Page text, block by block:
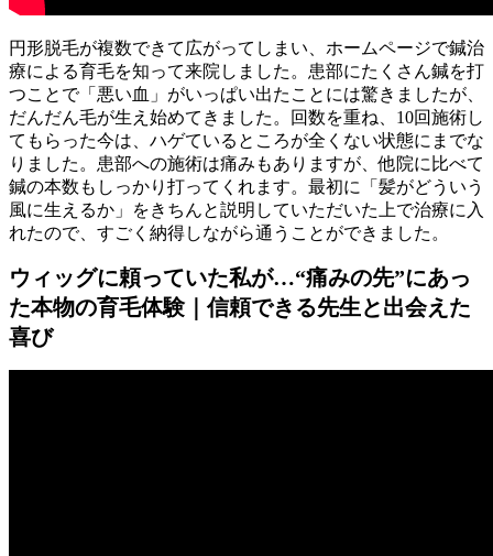
円形脱毛が複数できて広がってしまい、ホームページで鍼治
療による育毛を知って来院しました。患部にたくさん鍼を打
つことで「悪い血」がいっぱい出たことには驚きましたが、
だんだん毛が生え始めてきました。回数を重ね、10回施術し
てもらった今は、ハゲているところが全くない状態にまでな
りました。患部への施術は痛みもありますが、他院に比べて
鍼の本数もしっかり打ってくれます。最初に「髪がどういう
風に生えるか」をきちんと説明していただいた上で治療に入
れたので、すごく納得しながら通うことができました。
ウィッグに頼っていた私が…“痛みの先”にあっ
た本物の育毛体験｜信頼できる先生と出会えた
喜び